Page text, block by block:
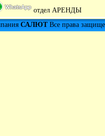
отдел АРЕНДЫ
САЛЮТВсе права